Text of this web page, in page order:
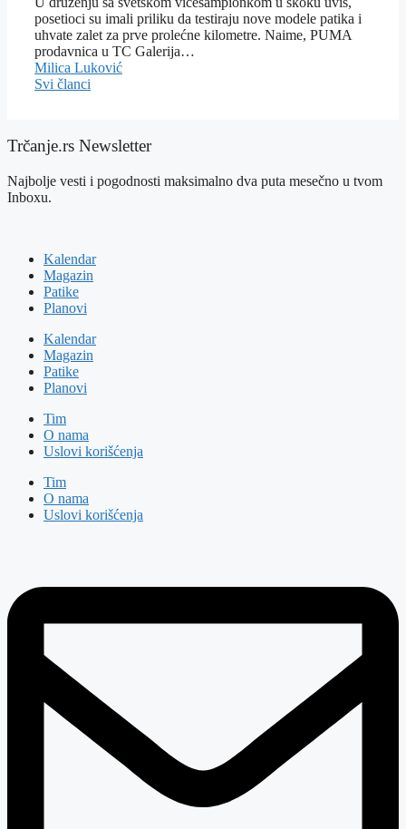
posetioci su imali priliku da testiraju nove modele patika i
uhvate zalet za prve prolećne kilometre. Naime, PUMA
prodavnica u TC Galerija…
Milica Luković
Svi članci
Trčanje.rs Newsletter
Najbolje vesti i pogodnosti maksimalno dva puta mesečno u tvom
Inboxu.
Kalendar
Magazin
Patike
Planovi
Kalendar
Magazin
Patike
Planovi
Tim
O nama
Uslovi korišćenja
Tim
O nama
Uslovi korišćenja